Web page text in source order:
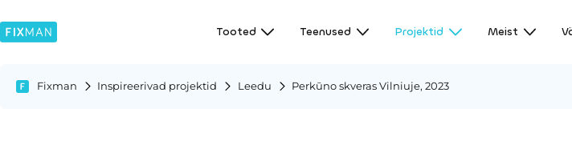
Tooted Teenused Projektid Meist
Fixman Inspireerivad projektid Leedu Perkūno skveras Vilniuje, 2023